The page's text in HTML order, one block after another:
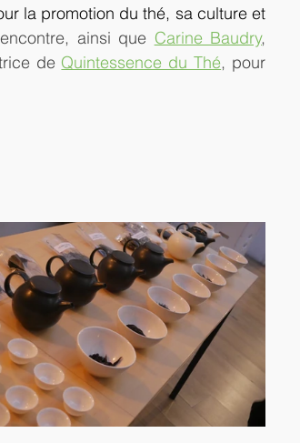
la promotion du thé, sa culture et
ainsi que Carine Baudry,
de Quintessence du Thé, pour